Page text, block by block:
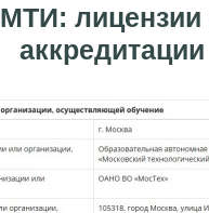
МТИ: лицензии
аккредитации